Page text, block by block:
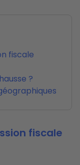
fiscale
?
fiscale